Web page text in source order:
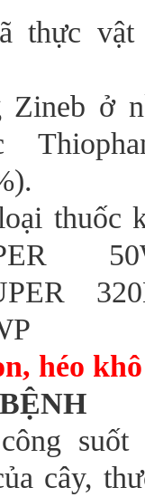
thực vật
Zineb ở
thuốc
héo khô
suốt
cây,